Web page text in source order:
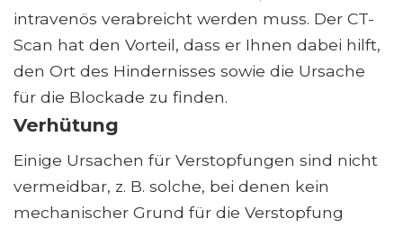
intravenös verabreicht werden muss. Der CT-
Scan hat den Vorteil, dass er Ihnen dabei hilft,
den Ort des Hindernisses sowie die Ursache
für die Blockade zu finden.
Verhütung
Einige Ursachen für Verstopfungen sind nicht
vermeidbar, z. B. solche, bei denen kein
mechanischer Grund für die Verstopfung